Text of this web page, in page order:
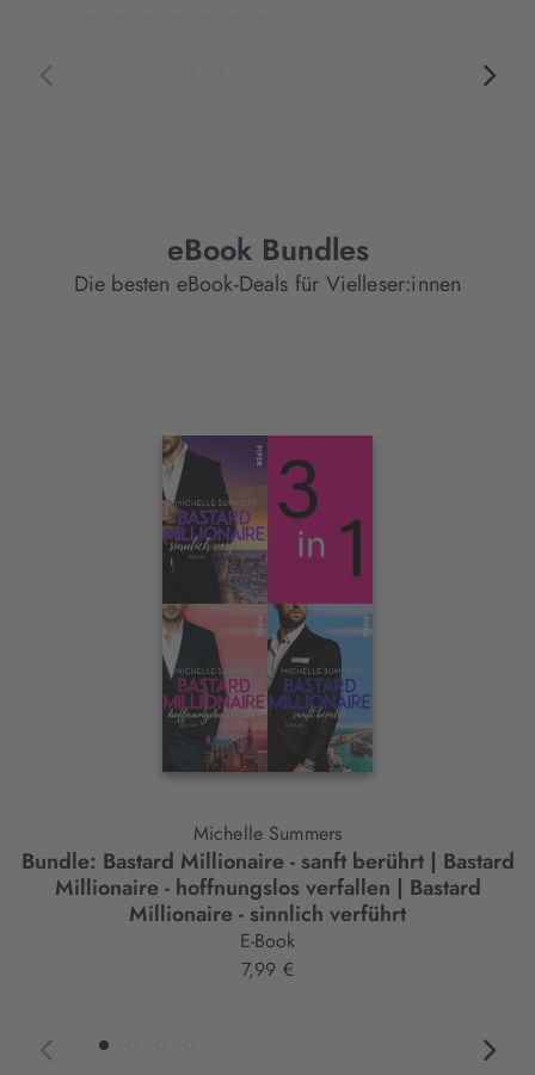
eBook Bundles
Die besten eBook-Deals für Vielleser:innen
Interaktives
Michelle Summers
Bundle: Bastard Millionaire - sanft berührt | Bastard
Millionaire - hoffnungslos verfallen | Bastard
Millionaire - sinnlich verführt
E-Book
7,99 €